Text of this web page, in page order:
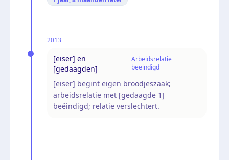
2013
[eiser] en
[gedaagden]
Arbeidsrelatie
beëindigd
[eiser] begint eigen broodjeszaak;
arbeidsrelatie met [gedaagde 1]
beëindigd; relatie verslechtert.